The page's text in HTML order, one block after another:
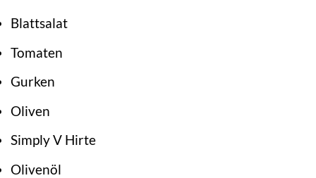
Blattsalat
Tomaten
Gurken
Oliven
Simply V Hirte
Olivenöl